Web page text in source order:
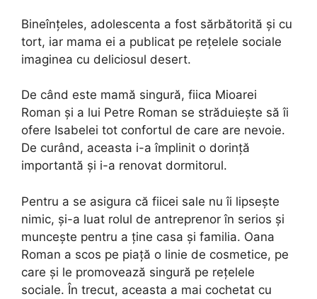
Bineînțeles, adolescenta a fost sărbătorită și cu
tort, iar mama ei a publicat pe rețelele sociale
imaginea cu deliciosul desert.
De când este mamă singură, fiica Mioarei
Roman și a lui Petre Roman se străduiește să îi
ofere Isabelei tot confortul de care are nevoie.
De curând, aceasta i-a împlinit o dorință
importantă și i-a renovat dormitorul.
Pentru a se asigura că fiicei sale nu îi lipsește
nimic, și-a luat rolul de antreprenor în serios și
muncește pentru a ține casa și familia. Oana
Roman a scos pe piață o linie de cosmetice, pe
care și le promovează singură pe rețelele
sociale. În trecut, aceasta a mai cochetat cu